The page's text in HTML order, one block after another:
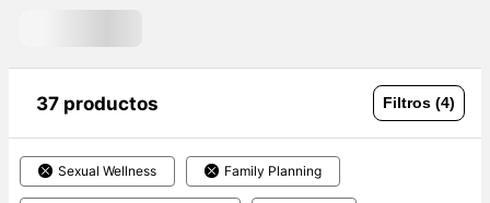
37 productos Filtros (4)
Sexual Wellness Family Planning